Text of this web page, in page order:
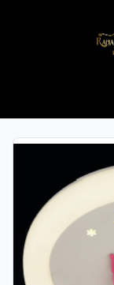
Ana Sayfa
Ürünler
Hakkımızda
Referanslar